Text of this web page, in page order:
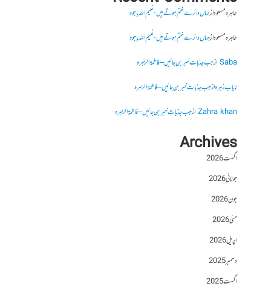
طاہرہ مسعودازجہاں دائرے ختم ہوتے ہیں- نعیم اللہ باجوہ
طاہرہ مسعودازجہاں دائرے ختم ہوتے ہیں- نعیم اللہ باجوہ
Sabaازجب جذبات خبر بن جائیں – فاطمۃالزہرہ
نایاب زہرہازجب جذبات خبر بن جائیں – فاطمۃالزہرہ
Zahra khanازجب جذبات خبر بن جائیں – فاطمۃالزہرہ
Archives
اگست 2026
جولائی 2026
جون 2026
مئی 2026
اپریل 2026
دسمبر 2025
اگست 2025